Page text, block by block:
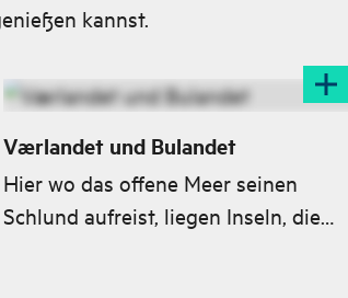
kannst.
Værlandet und Bulandet
Hier wo das offene Meer seinen
Schlund aufreist, liegen Inseln, die